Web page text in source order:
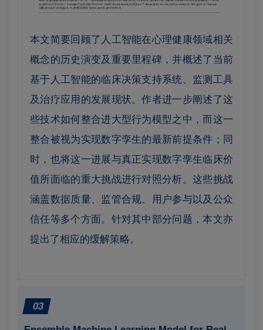
本文简要回顾了人工智能在心理健康领域相关
概念的历史演变及重要里程碑，并概述了当前
基于人工智能的临床决策支持系统、监测工具
及治疗应用的发展现状。作者进一步阐述了这
些技术如何整合进大型行为模型之中，而这一
整合被视为实现数字孪生的最新前提条件；同
时，也将这一进展与真正实现数字孪生临床价
值所面临的重大挑战进行对照分析。这些挑战
涵盖数据质量、监管合规、用户参与以及公众
信任等多个方面。针对其中部分问题，本文亦
提出了相应的缓解策略。
03